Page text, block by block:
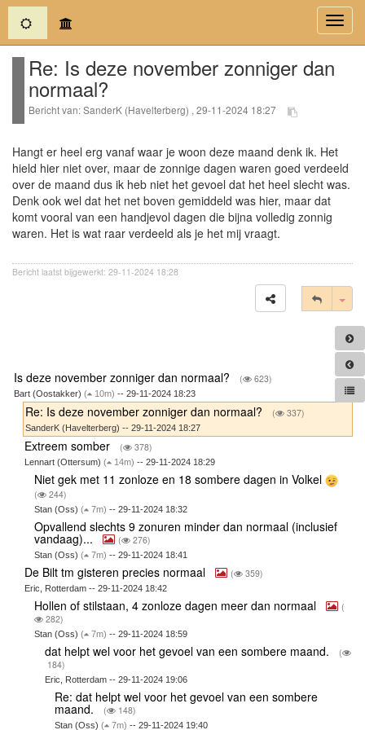
(current)
Re: Is deze november zonniger dan
normaal?
Bericht van: SanderK (Havelterberg) , 29-11-2024 18:27
Hangt er heel erg vanaf waar je woon deze maand denk ik. Het
hield hier niet over, maar de zonnige dagen waren goed verdeeld
over de maand dus ik heb niet het gevoel dat het heel slecht was.
Denk ook wel dat het net boven gemiddeld was hier, maar dat
komt vooral van een handjevol dagen die bijna volledig zonnig
waren. Het is wat raar verdeeld als je het mij vraagt.
Bericht laatst bijgewerkt: 29-11-2024 18:28
Is deze november zonniger dan normaal? ( 623)
Bart (Oostakker) ( 10m) -- 29-11-2024 18:23
Re: Is deze november zonniger dan normaal? ( 337)
SanderK (Havelterberg) -- 29-11-2024 18:27
Extreem somber ( 378)
Lennart (Ottersum) ( 14m) -- 29-11-2024 18:29
Niet gek met 11 zonloze en 18 sombere dagen in Volkel
( 244)
Stan (Oss)( 7m) -- 29-11-2024 18:32
Opvallend slechts 9 zonuren minder dan normaal (inclusief
vandaag)... ( 276)
Stan (Oss)( 7m) -- 29-11-2024 18:41
De Bilt tm gisteren precies normaal ( 359)
Eric, Rotterdam -- 29-11-2024 18:42
Hollen of stilstaan, 4 zonloze dagen meer dan normaal
(
282)
Stan (Oss)( 7m) -- 29-11-2024 18:59
dat helpt wel voor het gevoel van een sombere maand.
(
184)
Eric, Rotterdam -- 29-11-2024 19:06
Re: dat helpt wel voor het gevoel van een sombere
maand. ( 148)
Stan (Oss)( 7m) -- 29-11-2024 19:40